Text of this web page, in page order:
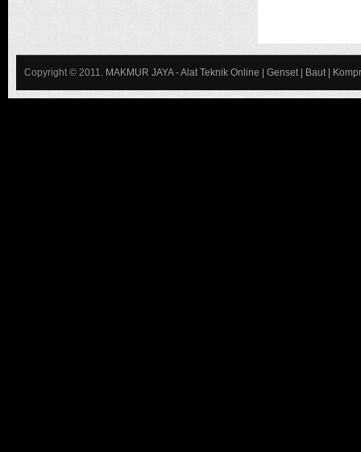
Copyright © 2011. MAKMUR JAYA - Alat Teknik Online | Genset | Baut |